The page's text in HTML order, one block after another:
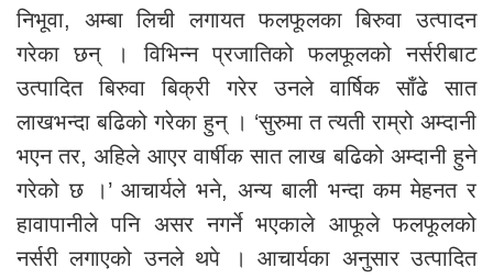
निभूवा, अम्बा लिची लगायत फलफूलका बिरुवा उत्पादन
गरेका छन् । विभिन्न प्रजातिको फलफूलको नर्सरीबाट
उत्पादित बिरुवा बिक्री गरेर उनले वार्षिक साँढे सात
लाखभन्दा बढिको गरेका हुन् । ‘सुरुमा त त्यती राम्रो अम्दानी
भएन तर, अहिले आएर वार्षीक सात लाख बढिको अम्दानी हुने
गरेको छ ।’ आचार्यले भने, अन्य बाली भन्दा कम मेहनत र
हावापानीले पनि असर नगर्ने भएकाले आफूले फलफूलको
नर्सरी लगाएको उनले थपे । आचार्यका अनुसार उत्पादित